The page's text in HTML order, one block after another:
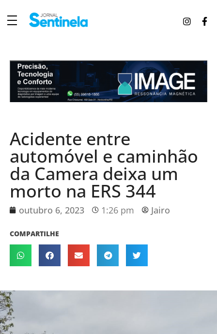
Acidente entre
automóvel e caminhão
da Camera deixa um
morto na ERS 344
outubro 6, 2023 1:26 pm Jairo
COMPARTILHE